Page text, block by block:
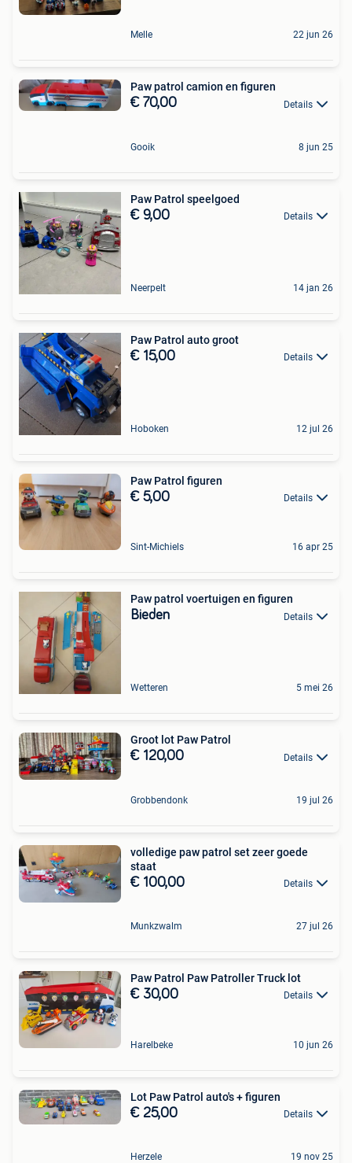
Melle 22 jun 26
Paw patrol camion en figuren
€ 70,00 Details
Gooik 8 jun 25
Paw Patrol speelgoed
€ 9,00 Details
Neerpelt 14 jan 26
Paw Patrol auto groot
€ 15,00 Details
Hoboken 12 jul 26
Paw Patrol figuren
€ 5,00 Details
Sint-Michiels 16 apr 25
Paw patrol voertuigen en figuren
Bieden Details
Wetteren 5 mei 26
Groot lot Paw Patrol
€ 120,00 Details
Grobbendonk 19 jul 26
volledige paw patrol set zeer goede
staat
€ 100,00 Details
Munkzwalm 27 jul 26
Paw Patrol Paw Patroller Truck lot
€ 30,00 Details
Harelbeke 10 jun 26
Lot Paw Patrol auto's + figuren
€ 25,00 Details
Herzele 19 nov 25